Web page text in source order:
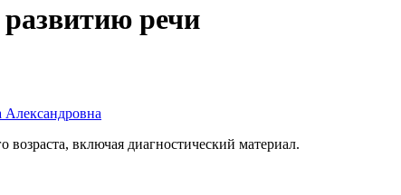
речи
включая диагностический материал.